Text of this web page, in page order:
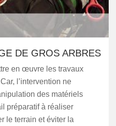
DE GROS ARBRES
en œuvre les travaux
l’intervention ne
des matériels
préparatif à réaliser
le terrain et éviter la